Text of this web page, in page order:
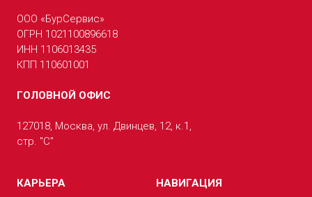
ООО «БурСервис»
ОГРН 1021100896618
ИНН 1106013435
КПП 110601001
ГОЛОВНОЙ ОФИС
127018, Москва, ул. Двинцев, 12, к.1,
стр. "С"
КАРЬЕРА
НАВИГАЦИЯ